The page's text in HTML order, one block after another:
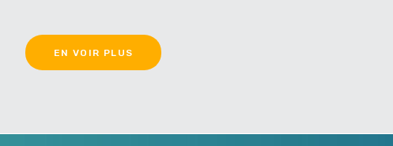
EN VOIR PLUS